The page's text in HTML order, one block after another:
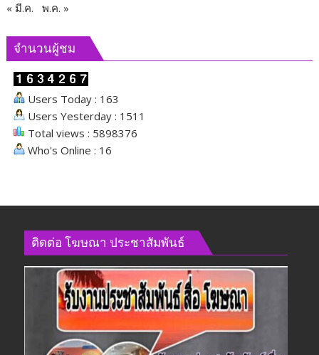
« มี.ค. พ.ค. »
จำนวนผู้ชม
Users Today : 163
Users Yesterday : 1511
Total views : 5898376
Who's Online : 16
ติดต่อ​ โฆษณา​ ประชาสัมพันธ์